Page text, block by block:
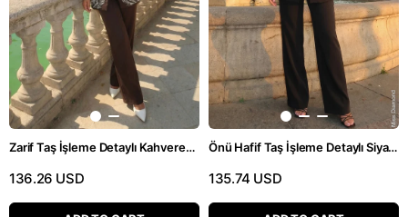
Zarif Taş İşleme Detaylı Kahverengi İkili Pantolonlu Takım
136.26 USD
Önü Hafif Taş İşleme Detaylı Siyah İkili Pantolonlu Takım
135.74 USD